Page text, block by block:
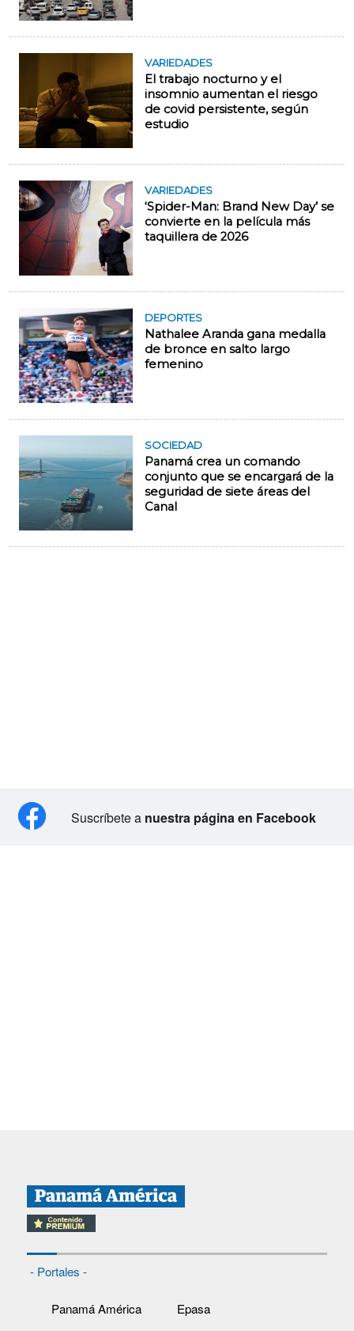
VARIEDADES
El trabajo nocturno y el
insomnio aumentan el riesgo
de covid persistente, según
estudio
VARIEDADES
‘Spider-Man: Brand New Day’ se
convierte en la película más
taquillera de 2026
DEPORTES
Nathalee Aranda gana medalla
de bronce en salto largo
femenino
SOCIEDAD
Panamá crea un comando
conjunto que se encargará de la
seguridad de siete áreas del
Canal
Suscríbete a nuestra página en Facebook
- Portales -
Panamá América Epasa